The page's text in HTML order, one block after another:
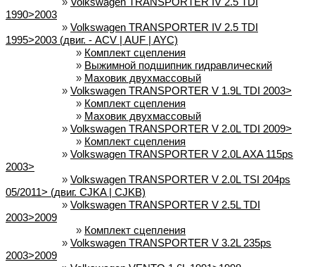
1990>2003
» Volkswagen TRANSPORTER IV 2.5 TDI
1995>2003 (двиг. - ACV | AUF | AYC)
» Комплект сцепления
» Выжимной подшипник гидравлический
» Маховик двухмассовый
» Volkswagen TRANSPORTER V 1.9L TDI 2003>
» Комплект сцепления
» Маховик двухмассовый
» Volkswagen TRANSPORTER V 2.0L TDI 2009>
» Комплект сцепления
» Volkswagen TRANSPORTER V 2.0L AXA 115ps
2003>
» Volkswagen TRANSPORTER V 2.0L TSI 204ps
05/2011> (двиг. CJKA | CJKB)
» Volkswagen TRANSPORTER V 2.5L TDI
2003>2009
» Комплект сцепления
» Volkswagen TRANSPORTER V 3.2L 235ps
2003>2009